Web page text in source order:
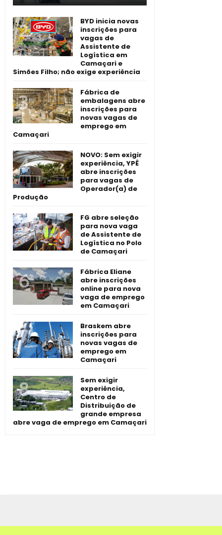
BYD inicia novas
inscrições para
vagas de
Assistente de
Logística em
Camaçari e
Simões Filho; não exige experiência
Fábrica de
embalagens abre
inscrições para
novas vagas de
emprego em
Camaçari
NOVO: Sem exigir
experiência, YPÊ
abre inscrições
para vagas de
Operador(a) de
Produção
FG abre seleção
para nova vaga
de Assistente de
Logística no Polo
de Camaçari
Fábrica Eliane
abre inscrições
online para nova
vaga de emprego
em Camaçari
Braskem abre
inscrições para
novas vagas de
emprego em
Camaçari
Sem exigir
experiência,
Centro de
Distribuição de
grande empresa
abre vaga de emprego em Camaçari